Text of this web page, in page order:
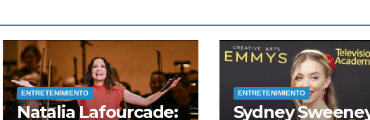
ENTRETENIMIENTO
Natalia Lafourcade:
ENTRETENIMIENTO
Sydney
cerca
suma